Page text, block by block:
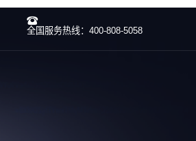
全国服务热线：400-808-5058